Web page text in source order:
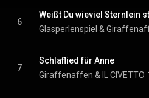
6
Weißt Du wieviel Sternlein
Glasperlenspiel &
7
Schlaflied für Anne
Giraffenaffen & IL CIVETTO